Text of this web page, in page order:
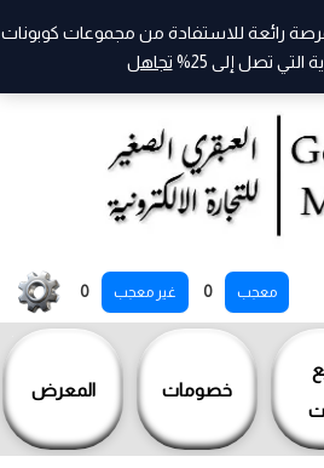
معجب 0 غير معجب 0
خصومات المعرض
رائعة للاستفادة من مجموعات كوبونات
تصل إلى 25%
تجاهل